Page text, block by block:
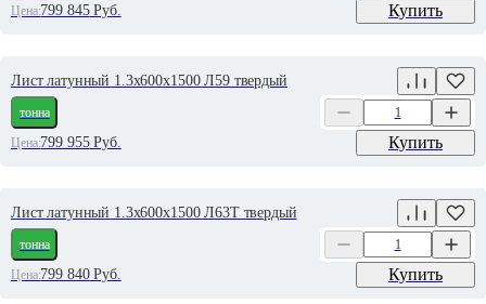
Цена:799 845Руб. Купить
Лист латунный 1.3х600х1500 Л59 твердый
тонна
Цена:799 955Руб. Купить
Лист латунный 1.3х600х1500 Л63Т твердый
тонна
Цена:799 840Руб. Купить